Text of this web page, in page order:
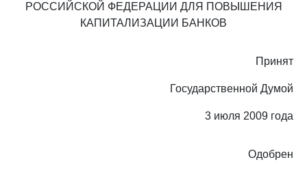
РОССИЙСКОЙ ФЕДЕРАЦИИ ДЛЯ ПОВЫШЕНИЯ
КАПИТАЛИЗАЦИИ БАНКОВ
Принят
Государственной Думой
3 июля 2009 года
Одобрен